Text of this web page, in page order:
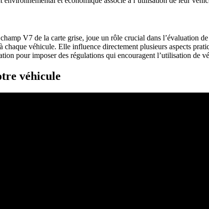
V7 de la carte grise, joue un rôle crucial dans l’évaluation
véhicule. Elle influence directement plusieurs aspects
pour imposer des régulations qui encouragent l’utilisation de
véhicule